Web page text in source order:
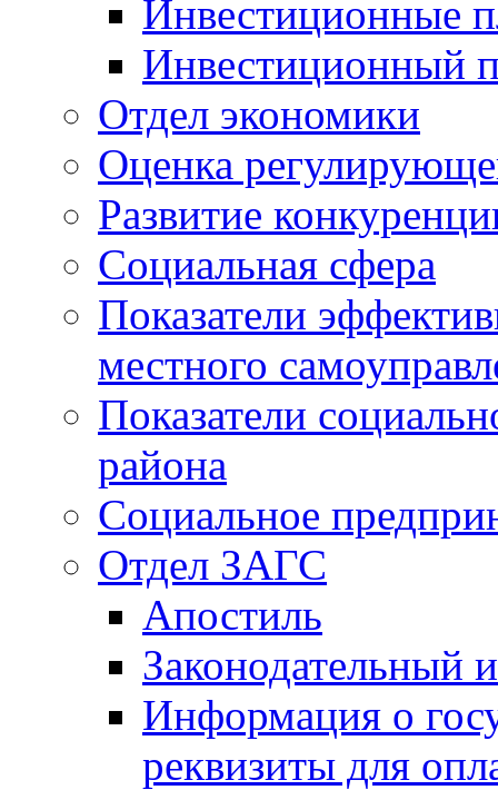
Инвестиционные
Инвестиционный
Отдел экономики
Оценка
Развитие
Социальная сфера
Показатели
местного
Показатели
района
Социальное
Отдел ЗАГС
Апостиль
Законодательный
Информация о
реквизиты для